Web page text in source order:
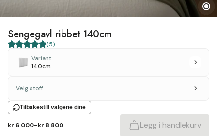
Sengegavl ribbet 140cm
(5)
Variant
140cm
Velg stoff
Tilbakestill valgene dine
kr 6 000-kr 8 800 Legg i handlekurv